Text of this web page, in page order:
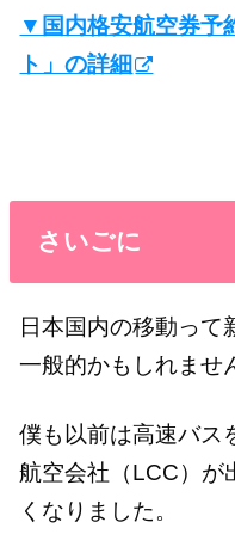
▼国内格安航空券予
ト」の詳細
さいごに
日本国内の移動って
一般的かもしれませ
僕も以前は高速バス
航空会社（LCC）が
くなりました。